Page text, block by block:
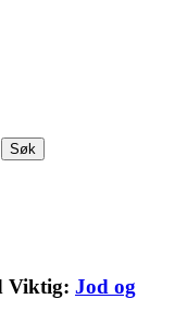
Viktig: Jod og